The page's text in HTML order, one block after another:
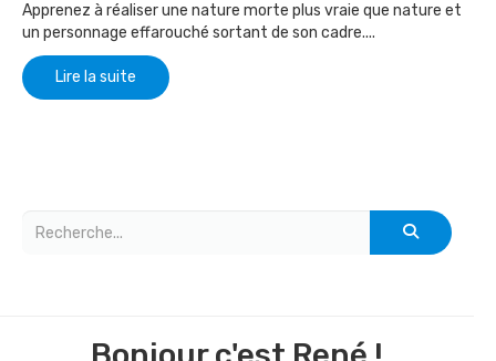
Apprenez à réaliser une nature morte plus vraie que nature et
un personnage effarouché sortant de son cadre....
Lire la suite